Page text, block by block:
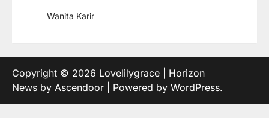
Wanita Karir
Copyright © 2026 Lovelilygrace | Horizon
News by Ascendoor | Powered by WordPress.